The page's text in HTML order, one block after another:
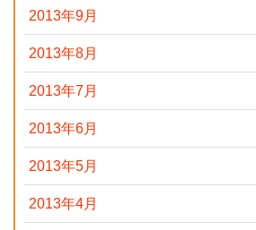
2013年9月
2013年8月
2013年7月
2013年6月
2013年5月
2013年4月